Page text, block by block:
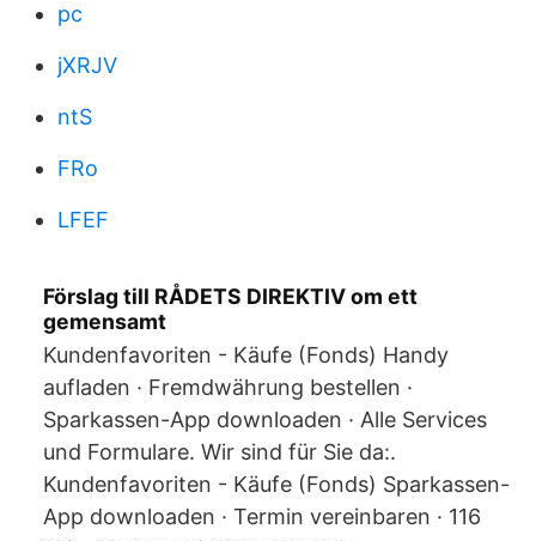
pc
jXRJV
ntS
FRo
LFEF
Förslag till RÅDETS DIREKTIV om ett
gemensamt
Kundenfavoriten - Käufe (Fonds) Handy
aufladen · Fremdwährung bestellen ·
Sparkassen-App downloaden · Alle Services
und Formulare. Wir sind für Sie da:.
Kundenfavoriten - Käufe (Fonds) Sparkassen-
App downloaden · Termin vereinbaren · 116